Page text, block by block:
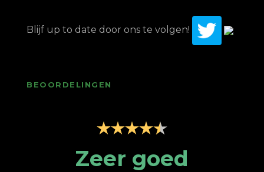
Blijf up to date door ons te volgen!
BEOORDELINGEN
Zeer goed